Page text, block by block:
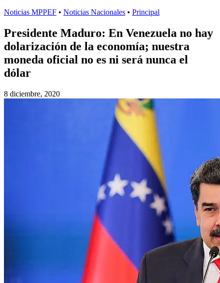
Noticias MPPEF • Noticias Nacionales • Principal
Presidente Maduro: En Venezuela no hay
dolarización de la economía; nuestra
moneda oficial no es ni será nunca el
dólar
8 diciembre, 2020